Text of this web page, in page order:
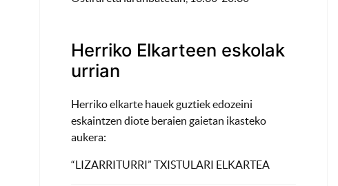
Herriko Elkarteen eskolak
urrian
Herriko elkarte hauek guztiek edozeini
eskaintzen diote beraien gaietan ikasteko
aukera:
“LIZARRITURRI” TXISTULARI ELKARTEA